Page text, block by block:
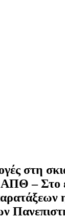
στη
ΑΠΘ – Στο